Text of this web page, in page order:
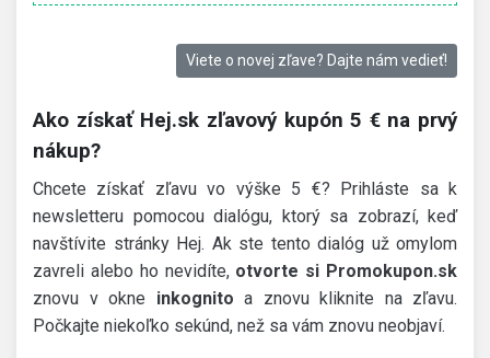
Viete o novej zľave? Dajte nám vedieť!
Ako získať Hej.sk zľavový kupón 5 € na prvý
nákup?
Chcete získať zľavu vo výške 5 €? Prihláste sa k
newsletteru pomocou dialógu, ktorý sa zobrazí, keď
navštívite stránky Hej. Ak ste tento dialóg už omylom
zavreli alebo ho nevidíte, otvorte si Promokupon.sk
znovu v okne inkognito a znovu kliknite na zľavu.
Počkajte niekoľko sekúnd, než sa vám znovu neobjaví.